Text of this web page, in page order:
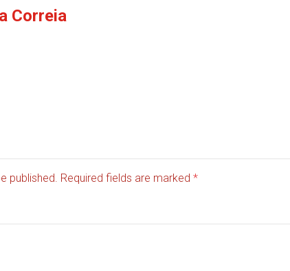
Correia
published. Required fields are marked *